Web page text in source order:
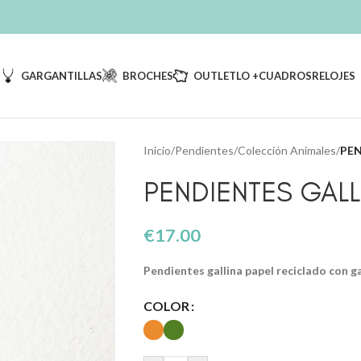
GARGANTILLAS BROCHES OUTLETLO +CUADROSRELOJES
Inicio/Pendientes/Colección Animales/
PENDIENTES
€17.00
Pendientes gallina papel reciclado con
COLOR